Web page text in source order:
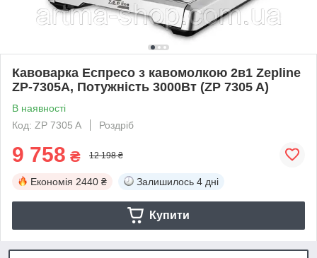
Кавоварка Еспресо з кавомолкою 2в1 Zepline
ZP-7305A, Потужність 3000Вт (ZP 7305 A)
В наявності
Код: ZP 7305 A
Роздріб
9 758 ₴ 12 198 ₴
Економія 2440 ₴ Залишилось 4 дні
Купити